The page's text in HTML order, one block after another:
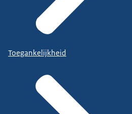
Toegankelijkheid